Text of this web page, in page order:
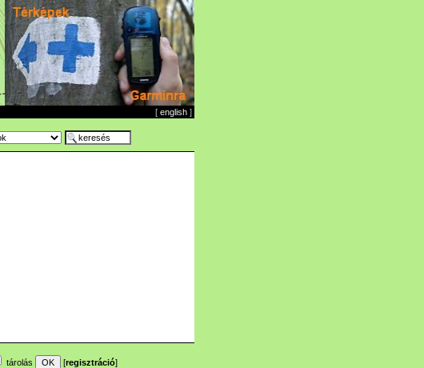
[ english ]
tárolás [regisztráció]